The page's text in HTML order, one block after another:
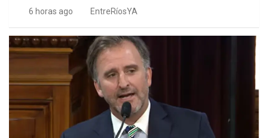
6 horas ago EntreRíosYA